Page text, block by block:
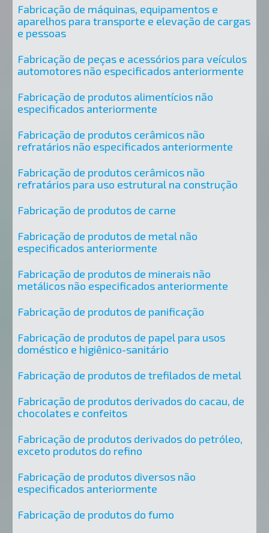
Fabricação de máquinas, equipamentos e
aparelhos para transporte e elevação de cargas
e pessoas
Fabricação de peças e acessórios para veículos
automotores não especificados anteriormente
Fabricação de produtos alimentícios não
especificados anteriormente
Fabricação de produtos cerâmicos não
refratários não especificados anteriormente
Fabricação de produtos cerâmicos não
refratários para uso estrutural na construção
Fabricação de produtos de carne
Fabricação de produtos de metal não
especificados anteriormente
Fabricação de produtos de minerais não
metálicos não especificados anteriormente
Fabricação de produtos de panificação
Fabricação de produtos de papel para usos
doméstico e higiênico-sanitário
Fabricação de produtos de trefilados de metal
Fabricação de produtos derivados do cacau, de
chocolates e confeitos
Fabricação de produtos derivados do petróleo,
exceto produtos do refino
Fabricação de produtos diversos não
especificados anteriormente
Fabricação de produtos do fumo